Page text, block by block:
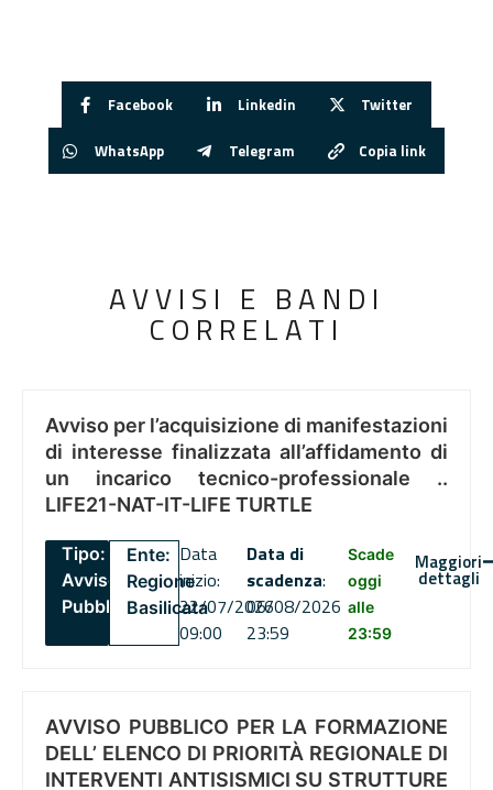
Facebook Linkedin Twitter
WhatsApp Telegram Copia link
AVVISI E BANDI
CORRELATI
Avviso per l’acquisizione di manifestazioni
di interesse finalizzata all’affidamento di
un incarico tecnico-professionale ..
LIFE21-NAT-IT-LIFE TURTLE
Tipo:
Avviso
Pubblico
Ente:
Regione
Basilicata
Data
inizio:
22/07/2026
09:00
Data di
scadenza:
06/08/2026
23:59
Scade
oggi
alle
23:59
Maggiori
dettagli
AVVISO PUBBLICO PER LA FORMAZIONE
DELL’ ELENCO DI PRIORITÀ REGIONALE DI
INTERVENTI ANTISISMICI SU STRUTTURE